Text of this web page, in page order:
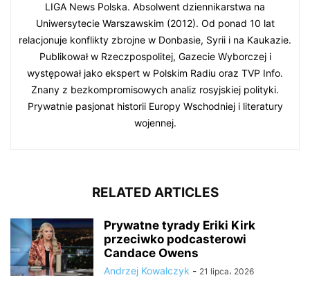
LIGA News Polska. Absolwent dziennikarstwa na
Uniwersytecie Warszawskim (2012). Od ponad 10 lat
relacjonuje konflikty zbrojne w Donbasie, Syrii i na Kaukazie.
Publikował w Rzeczpospolitej, Gazecie Wyborczej i
występował jako ekspert w Polskim Radiu oraz TVP Info.
Znany z bezkompromisowych analiz rosyjskiej polityki.
Prywatnie pasjonat historii Europy Wschodniej i literatury
wojennej.
RELATED ARTICLES
Prywatne tyrady Eriki Kirk
przeciwko podcasterowi
Candace Owens
Andrzej Kowalczyk - 21 lipca، 2026